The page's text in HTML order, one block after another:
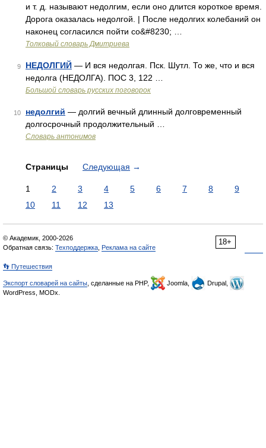
и т. д. называют недолгим, если оно длится короткое время.
Дорога оказалась недолгой. | После недолгих колебаний он
наконец согласился пойти со&#8230; …
Толковый словарь Дмитриева
9 НЕДОЛГИЙ — И вся недолгая. Пск. Шутл. То же, что и вся
недолга (НЕДОЛГА). ПОС 3, 122 …
Большой словарь русских поговорок
10 недолгий — долгий вечный длинный долговременный
долгосрочный продолжительный …
Словарь антонимов
Страницы Следующая →
1 2 3 4 5 6 7 8
9
10
11 12 13
18+
© Академик, 2000-2026
Обратная связь: Техподдержка Реклама на сайте
👣 Путешествия
Экспорт словарей на сайты , сделанные на PHP, Joomla,
Drupal,
WordPress, MODx.